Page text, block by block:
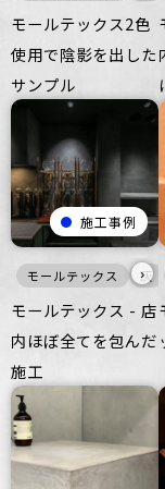
モールテックス2色
使用で陰影を出した
サンプル
施工事例
モールテックス 灰
›
モールテックス - 店
内ほぼ全てを包んだ
施工